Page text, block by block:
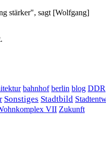
stärker", sagt [Wolfgang]
bahnhof berlin blog DDR
Sonstiges Stadtbild
VII Zukunft